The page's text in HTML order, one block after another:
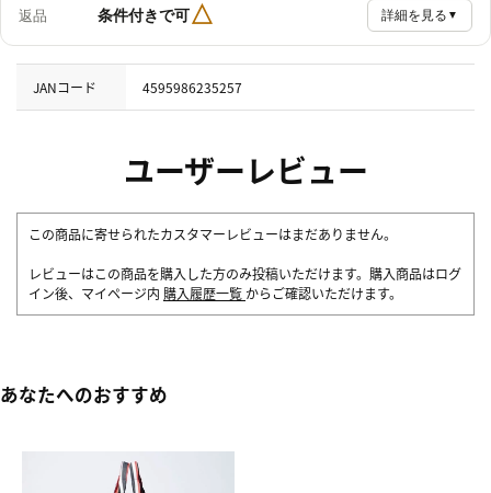
返品 条件付きで可△ 詳細を見る ▼
JANコード 4595986235257
ユーザーレビュー
この商品に寄せられたカスタマーレビューはまだありません。
レビューはこの商品を購入した方のみ投稿いただけます。購入商品はログ
イン後、マイページ内 購入履歴一覧 からご確認いただけます。
あなたへのおすすめ